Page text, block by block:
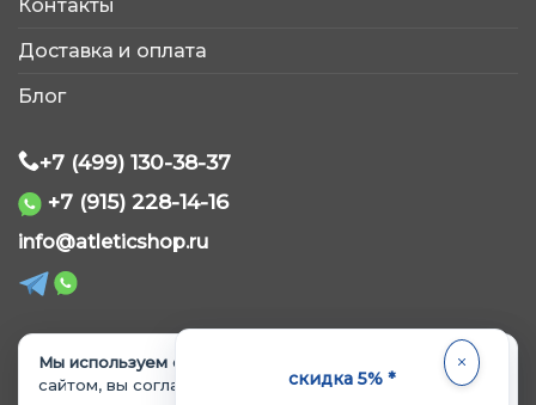
Контакты
Доставка и оплата
Блог
+7 (499) 130-38-37
+7 (915) 228-14-16
info@atleticshop.ru
Мы используем cookie.
Продолжая пользоваться
сайтом, вы соглашаетесь с
Политикой обработки и
© 2026 «AtleticShop». Все права защищены
скидка 5% *